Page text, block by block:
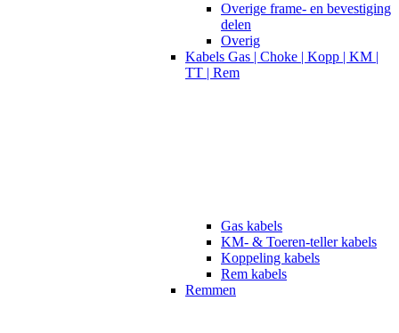
Overige frame- en bevestiging
delen
Overig
Kabels Gas | Choke | Kopp | KM |
TT | Rem
Gas kabels
KM- & Toeren-teller kabels
Koppeling kabels
Rem kabels
Remmen